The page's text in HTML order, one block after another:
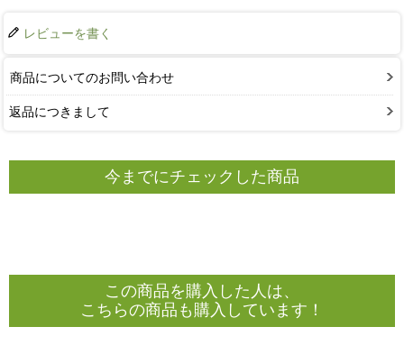
レビューを書く
商品についてのお問い合わせ
返品につきまして
今までにチェックした商品
この商品を購入した人は、
こちらの商品も購入しています！